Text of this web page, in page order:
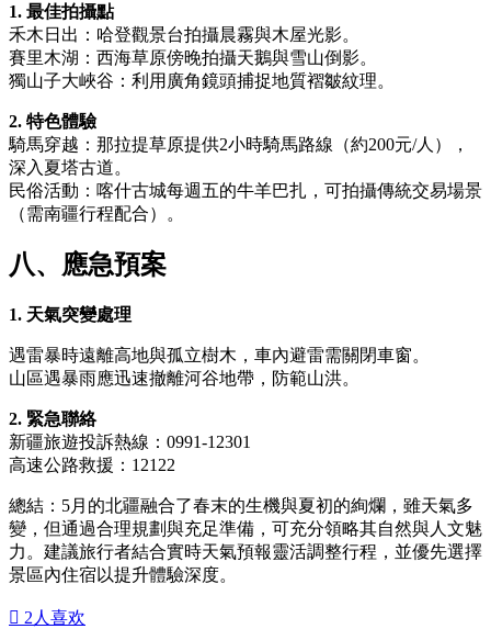
1. 最佳拍攝點
禾木日出：哈登觀景台拍攝晨霧與木屋光影。
賽里木湖：西海草原傍晚拍攝天鵝與雪山倒影。
獨山子大峽谷：利用廣角鏡頭捕捉地質褶皺紋理。
2. 特色體驗
騎馬穿越：那拉提草原提供2小時騎馬路線（約200元/人），
深入夏塔古道。
民俗活動：喀什古城每週五的牛羊巴扎，可拍攝傳統交易場景
（需南疆行程配合）。
八、應急預案
1. 天氣突變處理
遇雷暴時遠離高地與孤立樹木，車內避雷需關閉車窗。
山區遇暴雨應迅速撤離河谷地帶，防範山洪。
2. 緊急聯絡
新疆旅遊投訴熱線：0991-12301
高速公路救援：12122
總結：5月的北疆融合了春末的生機與夏初的絢爛，雖天氣多
變，但通過合理規劃與充足準備，可充分領略其自然與人文魅
力。建議旅行者結合實時天氣預報靈活調整行程，並優先選擇
景區內住宿以提升體驗深度。
 2 人喜欢